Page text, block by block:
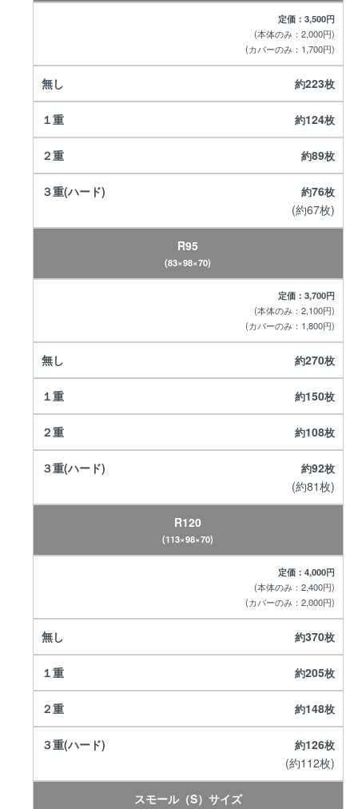
定価：3,500円
(本体のみ：2,000円)
(カバーのみ：1,700円)
223
124
89
76
(約67枚)
R95
(83×98×70)
定価：3,700円
(本体のみ：2,100円)
(カバーのみ：1,800円)
270
150
108
92
(約81枚)
R120
(113×98×70)
定価：4,000円
(本体のみ：2,400円)
(カバーのみ：2,000円)
370
205
148
126
(約112枚)
スモール（S）サイズ